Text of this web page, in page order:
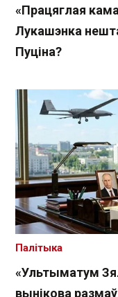
«Працяглая
Лукашэнка
Пуціна?
«Ультыматум
вынікова
Палітыка